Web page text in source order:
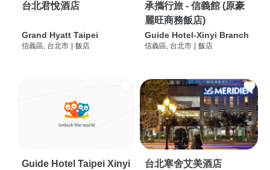
台北君悅酒店
Grand Hyatt Taipei
信義區, 台北市 飯店
承攜行旅 - 信義館 (原豪
麗旺商務飯店)
Guide Hotel-Xinyi Branch
信義區, 台北市 飯店
Guide Hotel Taipei Xinyi 台北寒舍艾美酒店